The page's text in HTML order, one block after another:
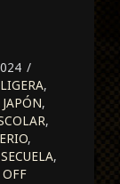
,
,
,
,
SECUELA,